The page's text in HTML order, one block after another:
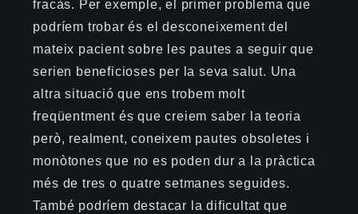
fracàs. Per exemple, el primer problema que
podríem trobar és el desconeixement del
mateix pacient sobre les pautes a seguir que
serien beneficioses per la seva salut. Una
altra situació que ens trobem molt
freqüentment és que creiem saber la teoria
però, realment, coneixem pautes obsoletes i
monòtones que no es poden dur a la pràctica
més de tres o quatre setmanes seguides.
També podríem destacar la dificultat que